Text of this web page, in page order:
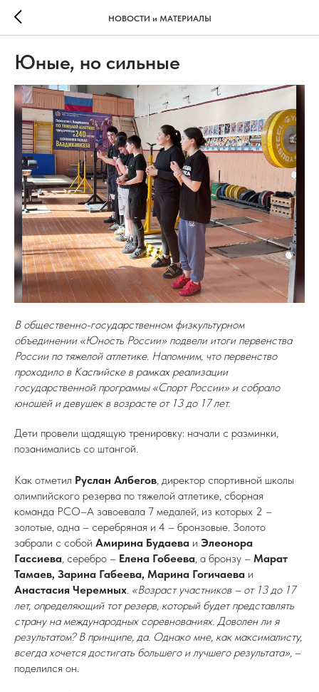
НОВОСТИ и МАТЕРИАЛЫ
Юные, но сильные
В общественно-государственном физкультурном
объединении «Юность России» подвели итоги первенства
России по тяжелой атлетике. Напомним, что первенство
проходило в Каспийске в рамках реализации
государственной программы «Спорт России» и собрало
юношей и девушек в возрасте от 13 до 17 лет.
Дети провели щадящую тренировку: начали с разминки,
позанимались со штангой.
Как отметил Руслан Албегов, директор спортивной школы
олимпийского резерва по тяжелой атлетике, сборная
команда РСО–А завоевала 7 медалей, из которых 2 –
золотые, одна – серебряная и 4 – бронзовые. Золото
забрали с собой Амирина Будаева и Элеонора
Гассиева, серебро – Елена Гобеева, а бронзу – Марат
Тамаев, Зарина Габеева, Марина Гогичаева и
Анастасия Черемных. «Возраст участников – от 13 до 17
лет, определяющий тот резерв, который будет представлять
страну на международных соревнованиях. Доволен ли я
результатом? В принципе, да. Однако мне, как максималисту,
всегда хочется достигать большего и лучшего результата», –
поделился он.